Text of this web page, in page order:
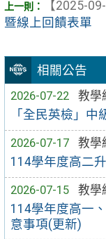
相關公告
2026-07-22
教學
「全民英檢」
2026-07-17
教學
114學年度高二
2026-07-15
教學
114學年度高一
意事項(更新)
【2025-09-
暨線上回饋表單